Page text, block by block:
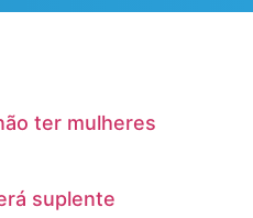
ter mulheres
suplente